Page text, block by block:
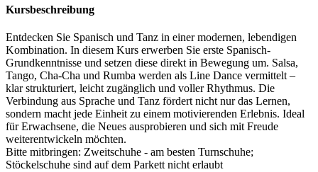
Kursbeschreibung
Entdecken Sie Spanisch und Tanz in einer modernen, lebendigen
Kombination. In diesem Kurs erwerben Sie erste Spanisch-
Grundkenntnisse und setzen diese direkt in Bewegung um. Salsa,
Tango, Cha-Cha und Rumba werden als Line Dance vermittelt –
klar strukturiert, leicht zugänglich und voller Rhythmus. Die
Verbindung aus Sprache und Tanz fördert nicht nur das Lernen,
sondern macht jede Einheit zu einem motivierenden Erlebnis. Ideal
für Erwachsene, die Neues ausprobieren und sich mit Freude
weiterentwickeln möchten.
Bitte mitbringen: Zweitschuhe - am besten Turnschuhe;
Stöckelschuhe sind auf dem Parkett nicht erlaubt